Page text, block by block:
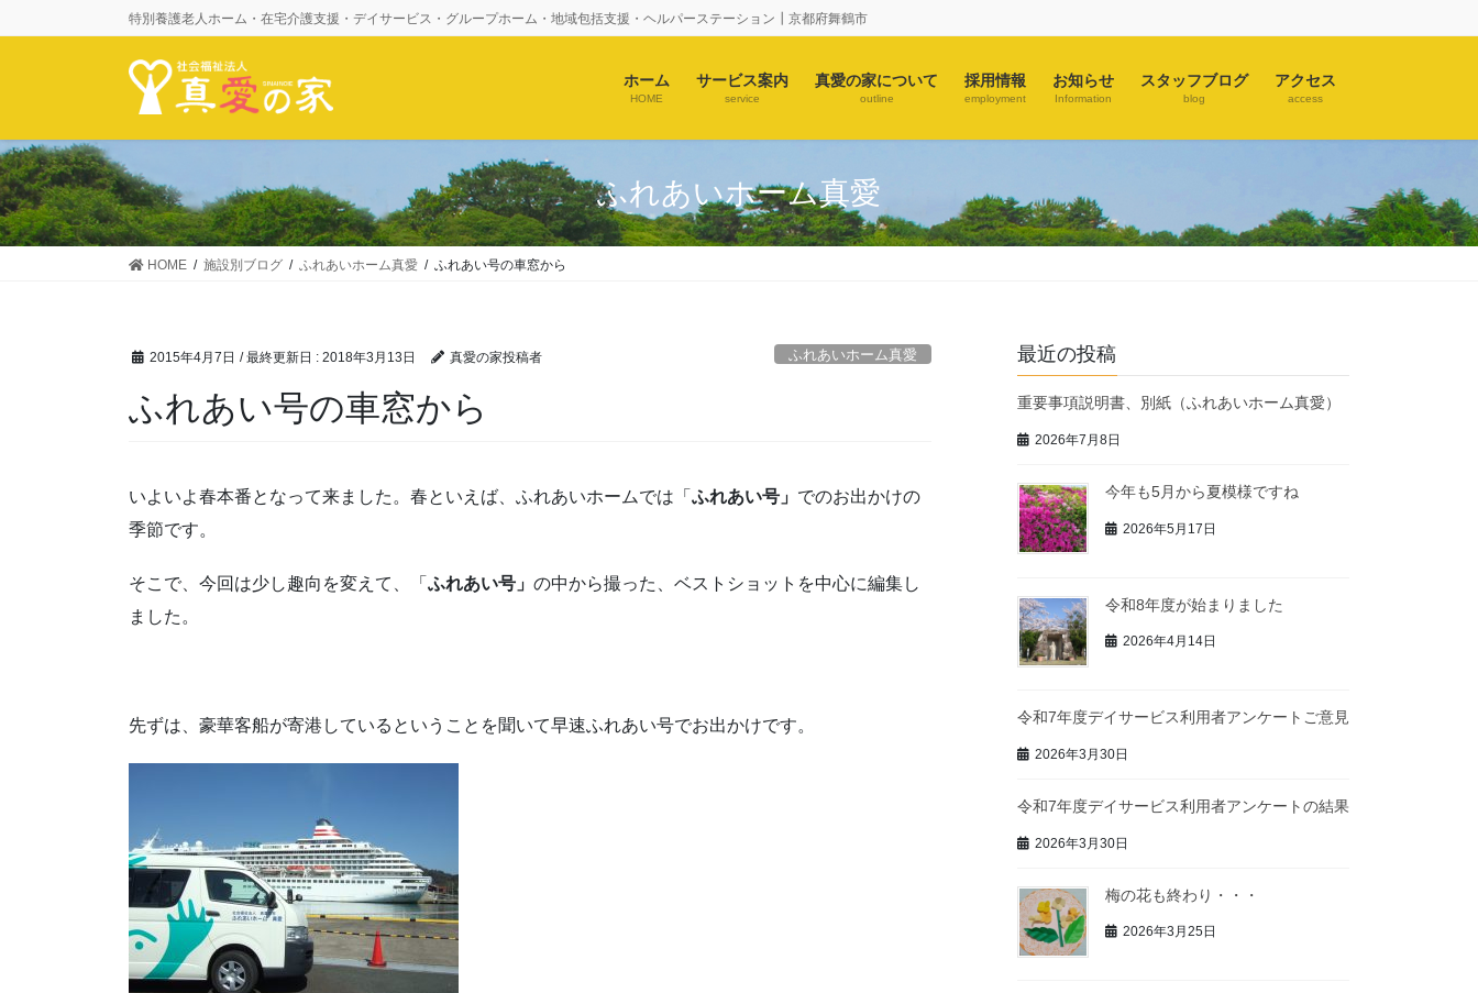
ン
に
移
動
ビ
ョ
ン
に
移
動
特別養護老人ホーム・在宅介護支援・デイサービス・グループホーム・地域包括支援・ヘルパーステーション┃京都府舞鶴市
ホーム
HOME
サービス案内
service
真愛の家について
outline
採用情報
employment
お知らせ
Information
スタッフブログ
blog
アクセス
access
ふれあいホーム真愛
HOME 施設別ブログ ふれあいホーム真愛 ふれあい号の車窓から
2015年4月7日 / 最終更新日 : 2018年3月13日 真愛の家投稿者 ふれあいホーム真愛
ふれあい号の車窓から
いよいよ春本番となって来ました。春といえば、ふれあいホームでは「 ふれあい号」 でのお出かけの
季節です。
そこで、今回は少し趣向を変えて、「 ふれあい号」 の中から撮った、ベストショットを中心に編集し
ました。
先ずは、豪華客船が寄港しているということを聞いて早速ふれあい号でお出かけです。
最近の投稿
重要事項説明書、別紙（ふれあいホーム真愛）
2026年7月8日
今年も5月から夏模様ですね
2026年5月17日
令和8年度が始まりました
2026年4月14日
令和7年度デイサービス利用者アンケートご意見
2026年3月30日
令和7年度デイサービス利用者アンケートの結果
2026年3月30日
梅の花も終わり・・・
2026年3月25日